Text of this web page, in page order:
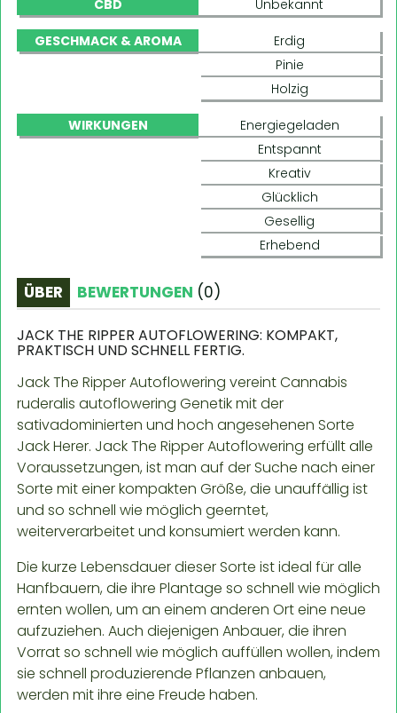
CBD Unbekannt
GESCHMACK & AROMA
Erdig
Pinie
Holzig
WIRKUNGEN
Energiegeladen
Entspannt
Kreativ
Glücklich
Gesellig
Erhebend
ÜBER BEWERTUNGEN (0)
JACK THE RIPPER AUTOFLOWERING: KOMPAKT,
PRAKTISCH UND SCHNELL FERTIG.
Jack The Ripper Autoflowering vereint Cannabis
ruderalis autoflowering Genetik mit der
sativadominierten und hoch angesehenen Sorte
Jack Herer. Jack The Ripper Autoflowering erfüllt alle
Voraussetzungen, ist man auf der Suche nach einer
Sorte mit einer kompakten Größe, die unauffällig ist
und so schnell wie möglich geerntet,
weiterverarbeitet und konsumiert werden kann.
Die kurze Lebensdauer dieser Sorte ist ideal für alle
Hanfbauern, die ihre Plantage so schnell wie möglich
ernten wollen, um an einem anderen Ort eine neue
aufzuziehen. Auch diejenigen Anbauer, die ihren
Vorrat so schnell wie möglich auffüllen wollen, indem
sie schnell produzierende Pflanzen anbauen,
werden mit ihre eine Freude haben.